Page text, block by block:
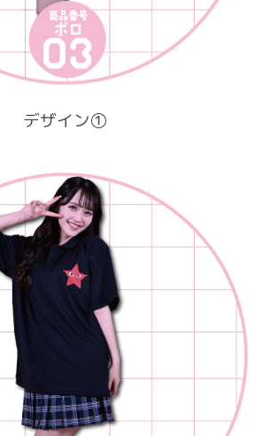
デザイン①